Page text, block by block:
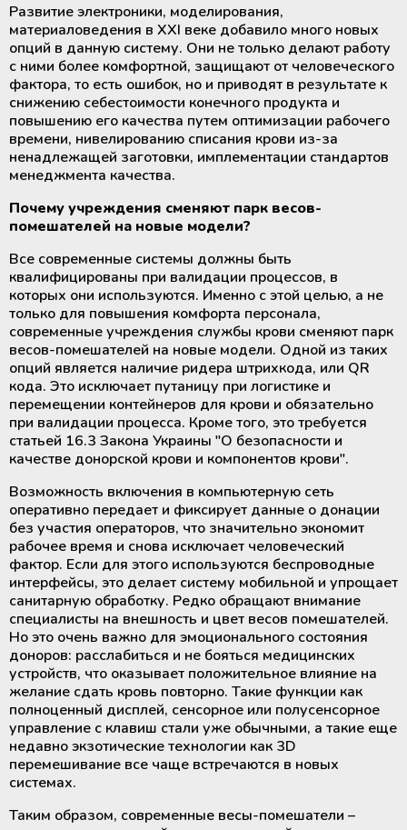
Развитие электроники, моделирования,
материаловедения в XXI веке добавило много новых
опций в данную систему. Они не только делают работу
с ними более комфортной, защищают от человеческого
фактора, то есть ошибок, но и приводят в результате к
снижению себестоимости конечного продукта и
повышению его качества путем оптимизации рабочего
времени, нивелированию списания крови из-за
ненадлежащей заготовки, имплементации стандартов
менеджмента качества.
Почему учреждения сменяют парк весов-
помешателей на новые модели?
Все современные системы должны быть
квалифицированы при валидации процессов, в
которых они используются. Именно с этой целью, а не
только для повышения комфорта персонала,
современные учреждения службы крови сменяют парк
весов-помешателей на новые модели. Одной из таких
опций является наличие ридера штрихкода, или QR
кода. Это исключает путаницу при логистике и
перемещении контейнеров для крови и обязательно
при валидации процесса. Кроме того, это требуется
статьей 16.3 Закона Украины "О безопасности и
качестве донорской крови и компонентов крови".
Возможность включения в компьютерную сеть
оперативно передает и фиксирует данные о донации
без участия операторов, что значительно экономит
рабочее время и снова исключает человеческий
фактор. Если для этого используются беспроводные
интерфейсы, это делает систему мобильной и упрощает
санитарную обработку. Редко обращают внимание
специалисты на внешность и цвет весов помешателей.
Но это очень важно для эмоционального состояния
доноров: расслабиться и не бояться медицинских
устройств, что оказывает положительное влияние на
желание сдать кровь повторно. Такие функции как
полноценный дисплей, сенсорное или полусенсорное
управление с клавиш стали уже обычными, а такие еще
недавно экзотические технологии как 3D
перемешивание все чаще встречаются в новых
системах.
Таким образом, современные весы-помешатели –